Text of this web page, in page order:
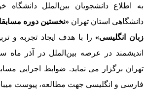
اطلاع دانشجویان بین‌­الملل دانشگاه
استان تهران«نخستین دوره
انگلیسی»را با هدف ایجاد تجربه و
در عرصه بین‌­الملل در آذر ماه
برگزار می نماید. ضوابط اجرایی
و انگلیسی جهت مطالعه، پیوست